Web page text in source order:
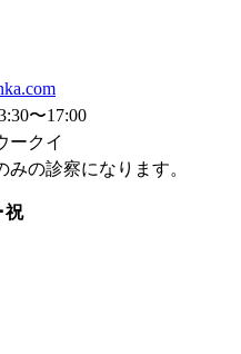
〜17:00
ークイ
の診察になります。
祝